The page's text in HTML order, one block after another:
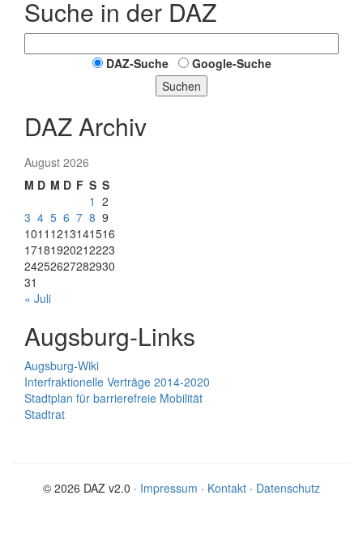
Suche in der DAZ
DAZ-Suche
Google-Suche
Suchen
DAZ Archiv
August 2026
M D M D F S S
1 2
3 4 5 6 7 8 9
1011 1213141516
17181920212223
24252627282930
31
« Juli
Augsburg-Links
Augsburg-Wiki
Interfraktionelle Verträge 2014-2020
Stadtplan für barrierefreie Mobilität
Stadtrat
© 2026 DAZ v2.0 · Impressum · Kontakt · Datenschutz